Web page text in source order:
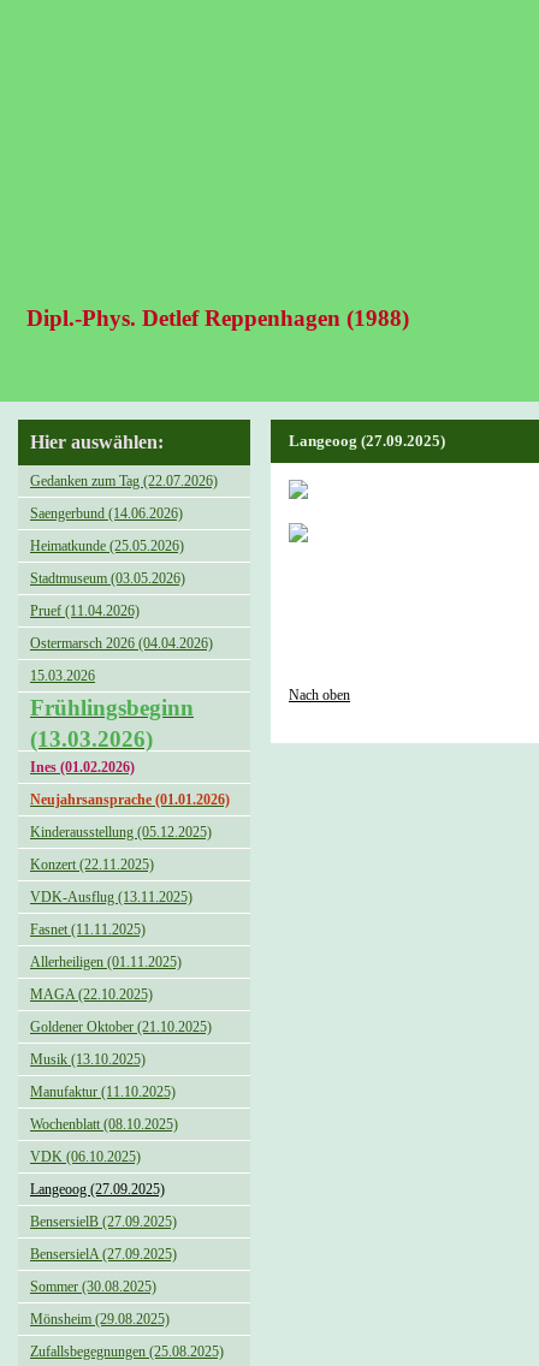
Dipl.-Phys. Detlef Reppenhagen (1988)
Hier auswählen:
Gedanken zum Tag (22.07.2026)
Saengerbund (14.06.2026)
Heimatkunde (25.05.2026)
Stadtmuseum (03.05.2026)
Pruef (11.04.2026)
Ostermarsch 2026 (04.04.2026)
15.03.2026
Frühlingsbeginn
(13.03.2026)
Ines (01.02.2026)
Neujahrsansprache (01.01.2026)
Kinderausstellung (05.12.2025)
Konzert (22.11.2025)
VDK-Ausflug (13.11.2025)
Fasnet (11.11.2025)
Allerheiligen (01.11.2025)
MAGA (22.10.2025)
Goldener Oktober (21.10.2025)
Musik (13.10.2025)
Manufaktur (11.10.2025)
Wochenblatt (08.10.2025)
VDK (06.10.2025)
Langeoog (27.09.2025)
BensersielB (27.09.2025)
BensersielA (27.09.2025)
Sommer (30.08.2025)
Mönsheim (29.08.2025)
Zufallsbegegnungen (25.08.2025)
Langeoog (27.09.2025)
Nach oben